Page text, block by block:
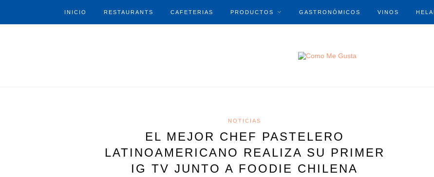
INICIO RESTAURANTS CAFETERIAS PRODUCTOS GASTRONÓMICOS VINOS
NOTICIAS
EL MEJOR CHEF PASTELERO
LATINOAMERICANO REALIZA SU PRIMER
IG TV JUNTO A FOODIE CHILENA